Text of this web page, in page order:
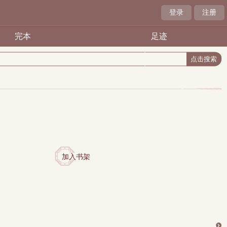
登录 注册
完本 足迹
加入书架